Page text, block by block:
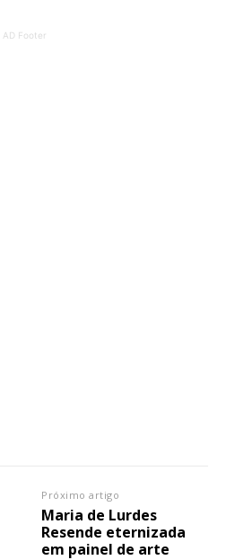
AD Footer
Próximo artigo
Maria de Lurdes
Resende eternizada
em painel de arte